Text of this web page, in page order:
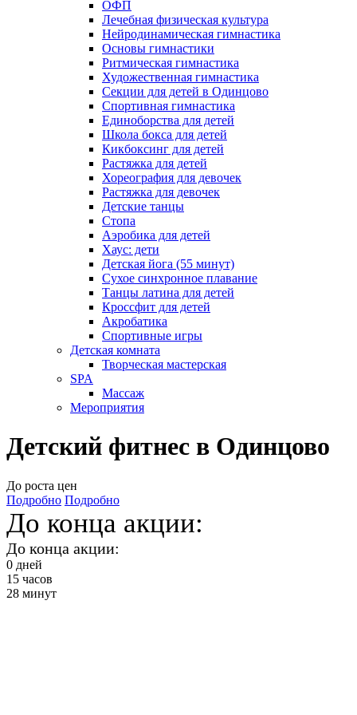
ОФП
Лечебная физическая культура
Нейродинамическая гимнастика
Основы гимнастики
Ритмическая гимнастика
Художественная гимнастика
Секции для детей в Одинцово
Спортивная гимнастика
Единоборства для детей
Школа бокса для детей
Кикбоксинг для детей
Растяжка для детей
Хореография для девочек
Растяжка для девочек
Детские танцы
Стопа
Аэробика для детей
Хаус: дети
Детская йога (55 минут)
Сухое синхронное плавание
Танцы латина для детей
Кроссфит для детей
Акробатика
Спортивные игры
Детская комната
Творческая мастерская
SPA
Массаж
Мероприятия
Детский фитнес в Одинцово
До роста цен
Подробно Подробно
До конца акции:
До конца акции:
0 дней
15 часов
28 минут